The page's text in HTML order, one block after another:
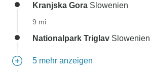
Kranjska Gora Slowenien
9 mi
Nationalpark Triglav Slowenien
5 mehr anzeigen